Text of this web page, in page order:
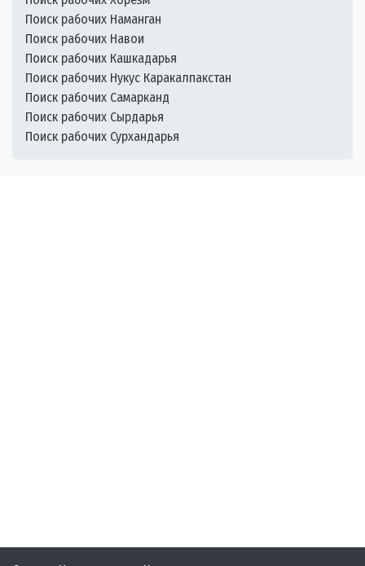
Поиск рабочих Наманган
Поиск рабочих Навои
Поиск рабочих Кашкадарья
Поиск рабочих Нукус Каракалпакстан
Поиск рабочих Самарканд
Поиск рабочих Сырдарья
Поиск рабочих Сурхандарья